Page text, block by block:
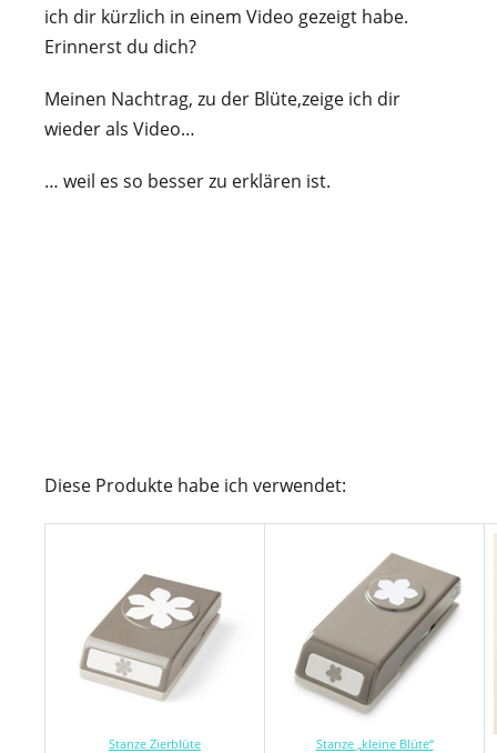
ich dir kürzlich in einem Video gezeigt habe.
Erinnerst du dich?
Meinen Nachtrag, zu der Blüte,zeige ich dir
wieder als Video…
… weil es so besser zu erklären ist.
Diese Produkte habe ich verwendet:
Stanze Zierblüte Stanze „kleine Blüte“